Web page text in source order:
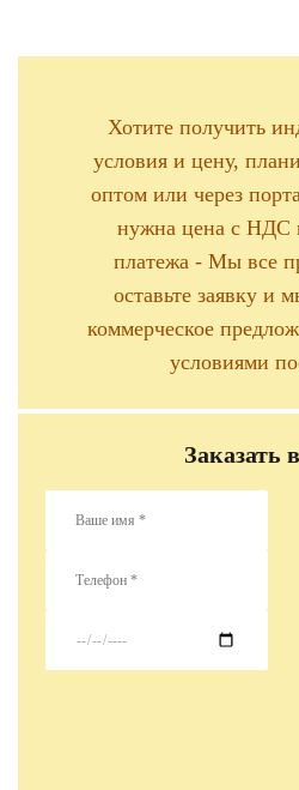
Хотите получить
условия и цену,
оптом или через
нужна цена с НДС
платежа - Мы все
оставьте заявку и
коммерческое
условиями
Заказать